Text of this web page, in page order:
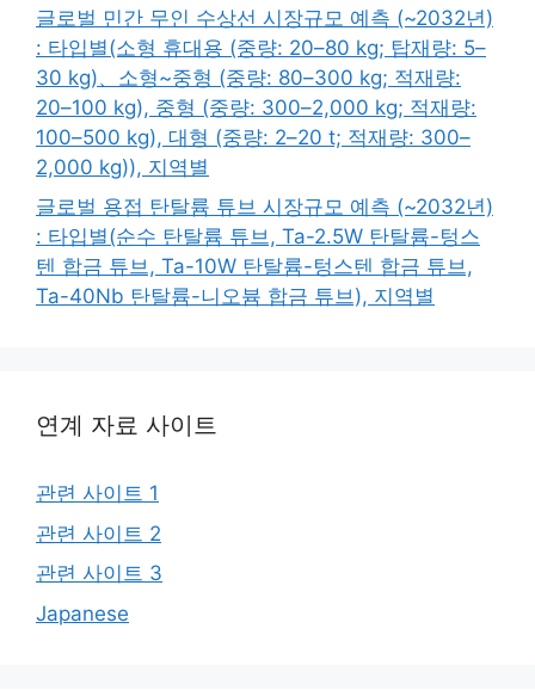
글로벌 민간 무인 수상선 시장규모 예측 (~2032년)
: 타입별(소형 휴대용 (중량: 20–80 kg; 탑재량: 5–
30 kg)、소형~중형 (중량: 80–300 kg; 적재량:
20–100 kg), 중형 (중량: 300–2,000 kg; 적재량:
100–500 kg), 대형 (중량: 2–20 t; 적재량: 300–
2,000 kg)), 지역별
글로벌 용접 탄탈륨 튜브 시장규모 예측 (~2032년)
: 타입별(순수 탄탈륨 튜브, Ta-2.5W 탄탈륨-텅스
텐 합금 튜브, Ta-10W 탄탈륨-텅스텐 합금 튜브,
Ta-40Nb 탄탈륨-니오븀 합금 튜브), 지역별
연계 자료 사이트
관련 사이트 1
관련 사이트 2
관련 사이트 3
Japanese